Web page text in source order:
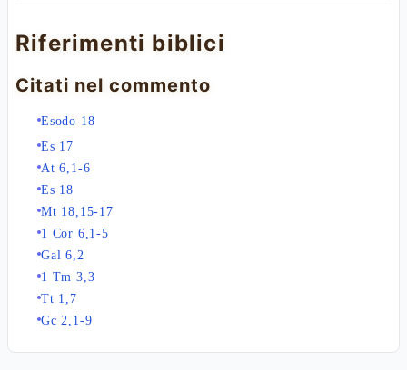
Riferimenti biblici
Citati nel commento
Esodo 18
Es 17
At 6,1-6
Es 18
Mt 18,15-17
1 Cor 6,1-5
Gal 6,2
1 Tm 3,3
Tt 1,7
Gc 2,1-9